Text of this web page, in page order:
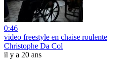
0:46
video freestyle en chaise roulente
Christophe Da Col
il y a 20 ans